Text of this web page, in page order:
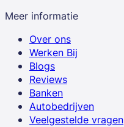
Meer informatie
Over ons
Werken Bij
Blogs
Reviews
Banken
Autobedrijven
Veelgestelde vragen